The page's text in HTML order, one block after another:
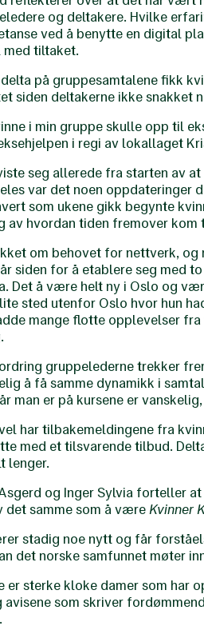
og deltakere. Hvilke
ved å benytte en digital
tiltaket.
delta på gruppesamtalene fikk
siden deltakerne ikke snakket
i min gruppe skulle opp til
i regi av lokallaget
seg allerede fra starten av
var det noen oppdateringer
som ukene gikk begynte
av hvordan tiden fremover kom
om behovet for nettverk, og
siden for å etablere seg med
Det å være helt ny i Oslo og
sted utenfor Oslo hvor hun
mange flotte opplevelser
gruppelederne trekker
å få samme dynamikk i
man er på kursene er
har tilbakemeldingene fra
med et tilsvarende tilbud.
lenger.
og Inger Sylvia forteller
det samme som å væreKvinner
stadig noe nytt og får
det norske samfunnet møter
er sterke kloke damer som har
som skriver